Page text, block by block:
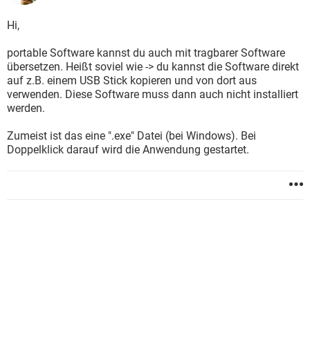
Hi,
portable Software kannst du auch mit tragbarer Software
übersetzen. Heißt soviel wie -> du kannst die Software direkt
auf z.B. einem USB Stick kopieren und von dort aus
verwenden. Diese Software muss dann auch nicht installiert
werden.
Zumeist ist das eine ".exe" Datei (bei Windows). Bei
Doppelklick darauf wird die Anwendung gestartet.